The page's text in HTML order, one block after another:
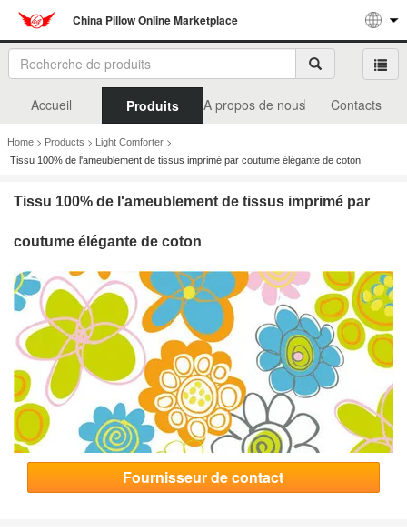
China Pillow Online Marketplace
Accueil Produits A propos de nous Contacts
Home > Products > Light Comforter >
Tissu 100% de l'ameublement de tissus imprimé par coutume élégante de coton
Tissu 100% de l'ameublement de tissus imprimé par
coutume élégante de coton
Fournisseur de contact